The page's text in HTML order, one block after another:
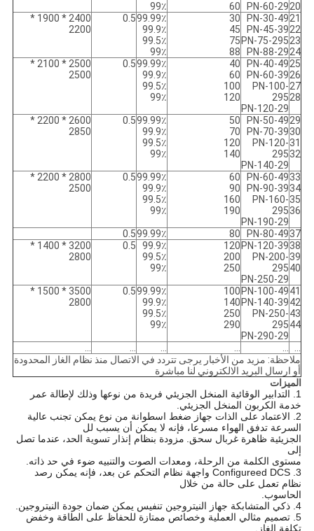
20
PN-60-29
60
99٪
21
22
23
24
PN-30-49
PN-45-39
PN-75-295
PN-88-29
30
45
75
88
99.99٪
99.9٪
99.5٪
99٪
0.5
2400 * 1900 *
2200
25
26
27
28
PN-40-49
PN-60-39
PN-100-
295
PN-120-29
40
60
100
120
99.99٪
99.9٪
99.5٪
99٪
0.5
2500 * 2100 *
2500
29
30
31
32
PN-50-49
PN-70-39
PN-120-
295
PN-140-29
50
70
120
140
99.99٪
99.9٪
99.5٪
99٪
0.5
2600 * 2200 *
2850
33
34
35
36
PN-60-49
PN-90-39
PN-160-
295
PN-190-29
60
90
160
190
99.99٪
99.9٪
99.5٪
99٪
0.5
2800 * 2200 *
2500
37
PN-80-49
80 99.99٪0.5
38
39
40
PN-120-39
PN-200-
295
PN-250-29
120
200
250
99.9٪
99.5٪
99٪
0.5
3200 * 1400 *
2800
41
42
43
44
PN-100-49
PN-140-39
PN-250-
295
PN-290-29
100
140
250
290
99.99٪
99.9٪
99.5٪
99٪
0.5
3500 * 1500 *
2800
...
...
...
...
...
...
ملاحظة: مزيد من الأخبار يرجى تتردد في الاتصال منذ نظام الغاز المحدودة
أو ارسال البريد الالكتروني لنا مباشرة
الميزات
1. التدابير الوقائية المنخل الجزيئي فريدة من نوعها وذلك لإطالة عمر
خدمة الكربون المنخل الجزيئي.
2. الاعتماد على الذات جهاز ضغط اسطوانة من نوع يمكن تجنب عالية
السرعة تدفق الهواء مسرعا، فإنه لا يمكن أن يسبب لل
الجزيئية ظاهرة غربال سحق. مزودة بنظام إنذار تسوية الحد، عندما تصل
إلى
مستوى الكلمة من الرحلة، ومعدات الصوت والتنبيه ضوء في حد ذاته.
3. Configureed DCS واجهة نظام التحكم عن بعد، فإنه يمكن رصد
نظام تعمل على حالة من خلال
الحاسوب.
4. ذكي المتشابكة جهاز النيتروجين تنفيس يمكن ضمان جودة النيتروجين.
5. تصميم مثالي العملية وخصائص ممتازة للحفاظ على الطاقة وخفض
تكلفة الغاز.